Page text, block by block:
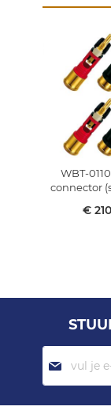
WBT-
connector
€
Abonneer
je
op